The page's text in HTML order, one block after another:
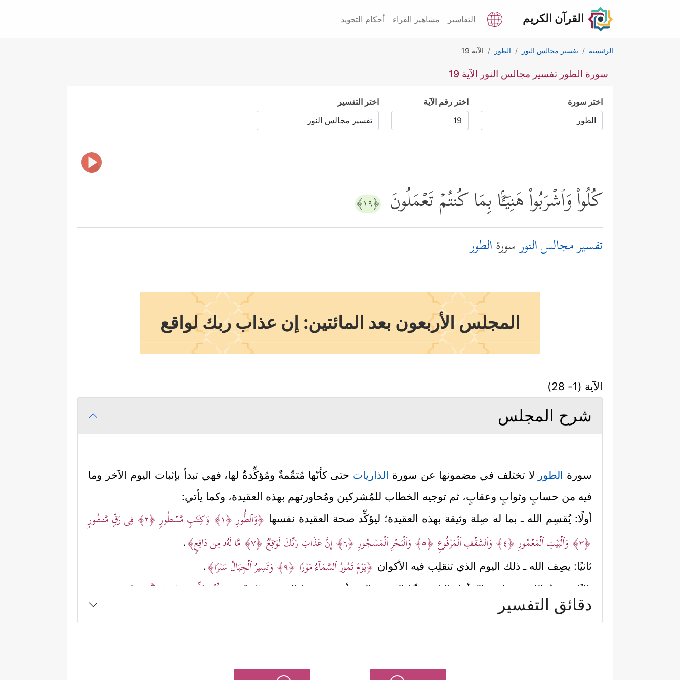
القرآن الكريم التفاسير مشاهير القراء أحكام التجويد
الرئيسية تفسير مجالس النور الطور الآية 19
سورة الطور تفسير مجالس النور الآية 19
اختر سورة اختر رقم الآية اختر التفسير
كُلُواْ وَٱشۡرَبُواْ هَنِیۤـَٔۢا بِمَا كُنتُمۡ تَعۡمَلُونَ ﴿١٩﴾
تفسير مجالس النورسورةالطور
المجلس الأربعون بعد المائتين: إن عذاب ربك لواقع
الآية (1- 28)
شرح المجلس
سورة الطور لا تختلف في مضمونها عن سورة الذاريات حتى كأنّها مُتمِّمةٌ ومُؤكِّدةٌ لها، فهي تبدأ بإثبات اليوم الآخر وما
فيه من حسابٍ وثوابٍ وعقابٍ، ثم توجيه الخطاب للمُشركين ومُحاورتهم بهذه العقيدة، وكما يأتي:
أولًا: يُقسِم الله ـ بما له صِلة وثيقة بهذه العقيدة؛ ليؤكِّد صحة العقيدة نفسها ﴿وَٱلطُّورِ ﴿١﴾ وَكِتَـٰبࣲ مَّسۡطُورࣲ ﴿٢﴾
فِی رَقࣲّ مَّنشُورࣲ
﴿٣﴾
وَٱلۡبَیۡتِ ٱلۡمَعۡمُورِ﴿٤﴾ وَٱلسَّقۡفِ ٱلۡمَرۡفُوعِ ﴿٥﴾ وَٱلۡبَحۡرِ ٱلۡمَسۡجُورِ﴿٦﴾ إِنَّ عَذَابَ رَبِّكَ لَوَ ٰ⁠قِعࣱ ﴿٧﴾ مَّا لَهُۥ مِن دَافِعࣲ﴾ .
ثانيًا: يصِف الله ـ ذلك اليوم الذي تنقلِب فيه الأكوان ﴿یَوۡمَ تَمُورُ ٱلسَّمَاۤءُ مَوۡرࣰا ﴿٩﴾ وَتَسِیرُ ٱلۡجِبَالُ سَیۡرࣰا﴾ .
ثالثًا: يصِفُ الله سبحانه حالَ أهل النار، مُبيِّنًا السببَ الذي أوردَهم هذا المورِد﴿فَوَیۡلࣱ یَوۡمَىِٕذࣲ لِّلۡمُكَذِّبِینَ﴿١١﴾
ٱلَّذِینَ هُمۡ فِی خَوۡضࣲ
یَلۡعَبُونَ﴿١٢﴾ یَوۡمَ یُدَعُّونَ إِلَىٰ نَارِ جَهَنَّمَ دَعًّا
دقائق التفسير